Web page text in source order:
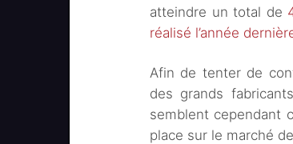
atteindre un total de
réalisé l’année
Afin de tenter de
des grands
semblent cependant
place sur le marché